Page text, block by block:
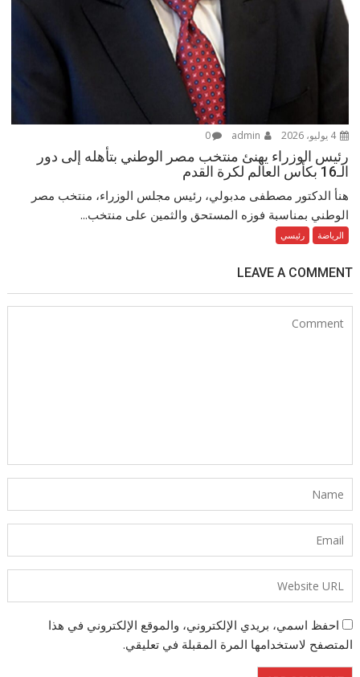
4 يوليو، 2026 0
رئيس الوزراء يهنئ منتخب مصر الوطني بتأهله إلى دور
الـ16 بكأس العالم لكرة القدم
هنأ الدكتور مصطفى مدبولي، رئيس مجلس الوزراء، منتخب مصر
الوطني بمناسبة فوزه المستحق والثمين على منتخب...
الرياضة رئيسي
LEAVE A COMMENT
احفظ اسمي، بريدي الإلكتروني، والموقع الإلكتروني في هذا
المتصفح لاستخدامها المرة المقبلة في تعليقي.